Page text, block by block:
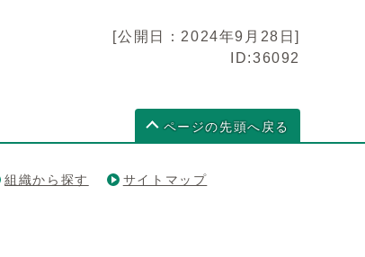
[公開日：2024年9月28日]
ID:36092
ページの先頭へ戻る
組織から探す サイトマップ